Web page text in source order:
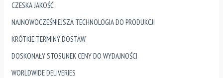
CZESKA JAKOŚĆ
NAJNOWOCZEŚNIEJSZA TECHNOLOGIA DO PRODUKCJI
KRÓTKIE TERMINY DOSTAW
DOSKONAŁY STOSUNEK CENY DO WYDAJNOŚCI
WORLDWIDE DELIVERIES